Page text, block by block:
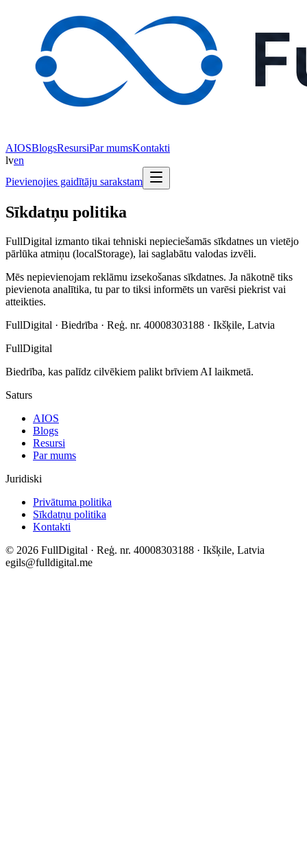
AIOSBlogsResursiPar mumsKontakti
lven
Pievienojies gaidītāju sarakstam
Sīkdatņu politika
FullDigital izmanto tikai tehniski nepieciešamās sīkdatnes un vietējo
pārlūka atmiņu (localStorage), lai saglabātu valodas izvēli.
Mēs nepievienojam reklāmu izsekošanas sīkdatnes. Ja nākotnē tiks
pievienota analītika, tu par to tiksi informēts un varēsi piekrist vai
atteikties.
FullDigital · Biedrība · Reģ. nr. 40008303188 · Ikšķile, Latvia
FullDigital
Biedrība, kas palīdz cilvēkiem palikt brīviem AI laikmetā.
Saturs
AIOS
Blogs
Resursi
Par mums
Juridiski
Privātuma politika
Sīkdatņu politika
Kontakti
© 2026 FullDigital · Reģ. nr. 40008303188 · Ikšķile, Latvia
egils@fulldigital.me